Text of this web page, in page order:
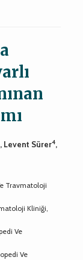
, Levent Sürer4,
Travmatoloji
Kliniği,
Ve
Ve